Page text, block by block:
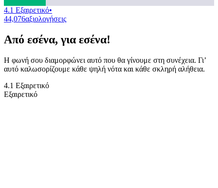
4.1 Εξαιρετικό•
44,076αξιολογήσεις
Από εσένα, για εσένα!
Η φωνή σου διαμορφώνει αυτό που θα γίνουμε στη συνέχεια. Γι’
αυτό καλωσορίζουμε κάθε ψηλή νότα και κάθε σκληρή αλήθεια.
4.1 Εξαιρετικό
Εξαιρετικό